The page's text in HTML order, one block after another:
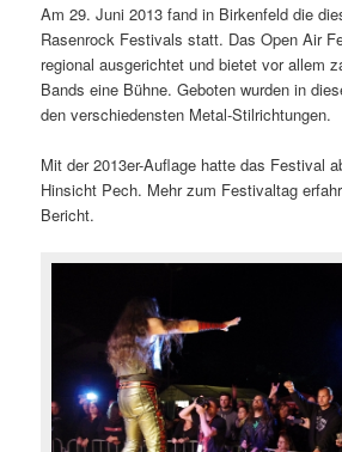
Am 29. Juni 2013 fand in Birkenfeld die
Rasenrock Festivals statt. Das Open Air
regional ausgerichtet und bietet vor allem
Bands eine Bühne. Geboten wurden in
den verschiedensten Metal-Stilrichtungen.
Mit der 2013er-Auflage hatte das Festival
Hinsicht Pech. Mehr zum Festivaltag
Bericht.